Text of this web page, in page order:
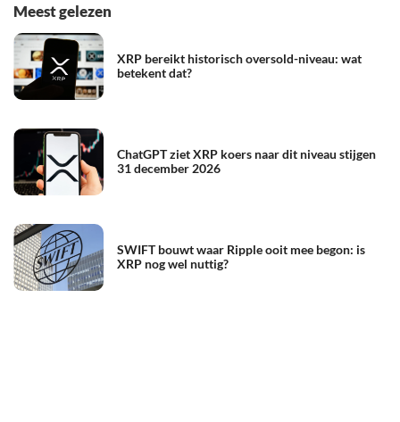
Meest gelezen
XRP bereikt historisch oversold-niveau: wat
betekent dat?
ChatGPT ziet XRP koers naar dit niveau stijgen
31 december 2026
SWIFT bouwt waar Ripple ooit mee begon: is
XRP nog wel nuttig?